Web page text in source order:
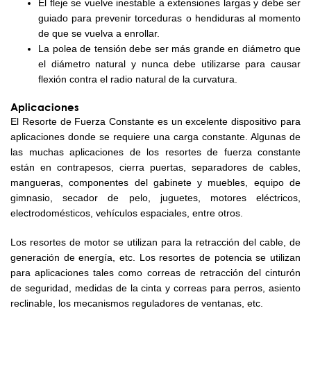
El fleje se vuelve inestable a extensiones largas y debe ser
guiado para prevenir torceduras o hendiduras al momento
de que se vuelva a enrollar.
La polea de tensión debe ser más grande en diámetro que
el diámetro natural y nunca debe utilizarse para causar
flexión contra el radio natural de la curvatura.
Aplicaciones
El Resorte de Fuerza Constante es un excelente dispositivo para
aplicaciones donde se requiere una carga constante. Algunas de
las muchas aplicaciones de los resortes de fuerza constante
están en contrapesos, cierra puertas, separadores de cables,
mangueras, componentes del gabinete y muebles, equipo de
gimnasio, secador de pelo, juguetes, motores eléctricos,
electrodomésticos, vehículos espaciales, entre otros.
Los resortes de motor se utilizan para la retracción del cable, de
generación de energía, etc. Los resortes de potencia se utilizan
para aplicaciones tales como correas de retracción del cinturón
de seguridad, medidas de la cinta y correas para perros, asiento
reclinable, los mecanismos reguladores de ventanas, etc.